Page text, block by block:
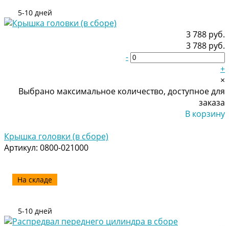
5-10 дней
3 788 руб.
3 788 руб.
-
+
×
Выбрано максимальное количество, доступное для
заказа
В корзину
Крышка головки (в сборе)
Артикул: 0800-021000
На складе
5-10 дней